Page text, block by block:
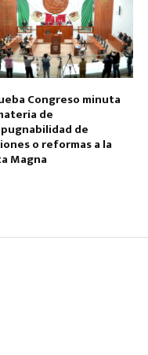
Congreso minuta
de
de
o reformas a la
Magna